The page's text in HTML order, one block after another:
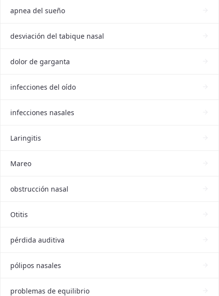
apnea del sueño
desviación del tabique nasal
dolor de garganta
infecciones del oído
infecciones nasales
Laringitis
Mareo
obstrucción nasal
Otitis
pérdida auditiva
pólipos nasales
problemas de equilibrio